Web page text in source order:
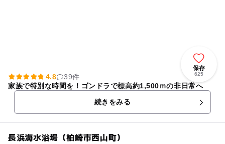
保存
625
4.8
39件
家族で特別な時間を！ゴンドラで標高約1,500ｍの非日常へ
続きをみる
長浜海水浴場（柏崎市西山町）